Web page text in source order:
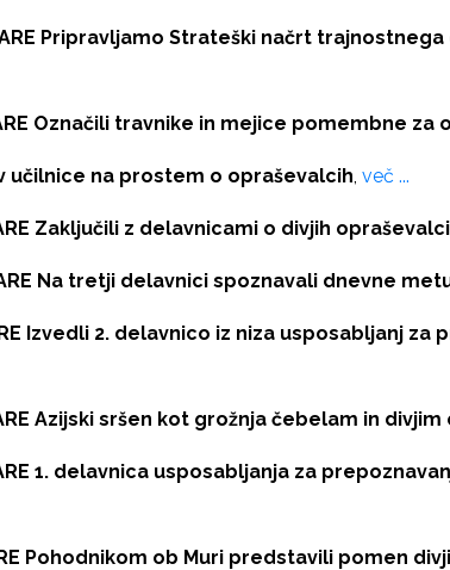
Pripravljamo Strateški načrt
Označili travnike in mejice pomembne za
učilnice na prostem o opraševalcih, več ...
Zaključili z delavnicami o divjih
Na tretji delavnici spoznavali dnevne
Izvedli 2. delavnico iz niza usposabljanj za
Azijski sršen kot grožnja čebelam in
1. delavnica usposabljanja za
Pohodnikom ob Muri predstavili pomen